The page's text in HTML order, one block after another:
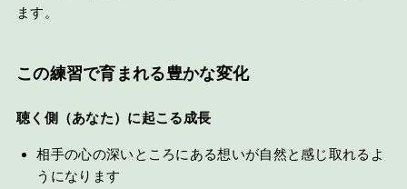
ます。
この練習で育まれる豊かな変化
聴く側（あなた）に起こる成長
相手の心の深いところにある想いが自然と感じ取れるよ
うになります